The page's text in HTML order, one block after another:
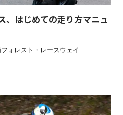
、はじめての走り方マニュ
ォレスト・レースウェイ